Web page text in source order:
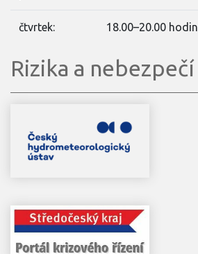
čtvrtek: 18.00–20.00 hodin
Rizika a nebezpečí